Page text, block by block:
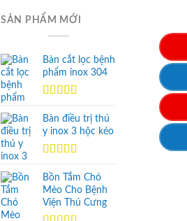
SẢN PHẨM MỚI
Bàn cắt lọc bệnh
phẩm inox 304
hạng5.005
sao
Bàn điều trị thú
y inox 3 hộc kéo
hạng5.005
sao
Bồn Tắm Chó
Mèo Cho Bệnh
Viện Thú Cưng